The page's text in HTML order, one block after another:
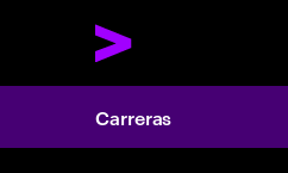
Carreras